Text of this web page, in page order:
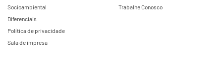
Socioambiental
Diferenciais
Política de privacidade
Sala de impresa
Trabalhe Conosco